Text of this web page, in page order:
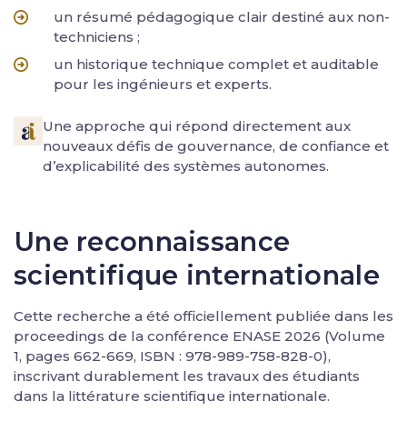
un résumé pédagogique clair destiné aux non-
techniciens ;
un historique technique complet et auditable
pour les ingénieurs et experts.
Une approche qui répond directement aux
nouveaux défis de gouvernance, de confiance et
d’explicabilité des systèmes autonomes.
Une reconnaissance
scientifique internationale
Cette recherche a été officiellement publiée dans les
proceedings de la conférence ENASE 2026 (Volume
1, pages 662-669, ISBN : 978-989-758-828-0),
inscrivant durablement les travaux des étudiants
dans la littérature scientifique internationale.